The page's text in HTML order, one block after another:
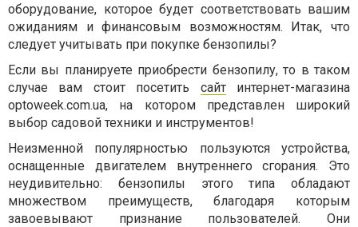
оборудование, которое будет соответствовать вашим
ожиданиям и финансовым возможностям. Итак, что
следует учитывать при покупке бензопилы?
Если вы планируете приобрести бензопилу, то в таком
случае вам стоит посетить сайтинтернет-магазина
optoweek.com.ua, на котором представлен широкий
выбор садовой техники и инструментов!
Неизменной популярностью пользуются устройства,
оснащенные двигателем внутреннего сгорания. Это
неудивительно: бензопилы этого типа обладают
множеством преимуществ, благодаря которым
завоевывают признание пользователей. Они